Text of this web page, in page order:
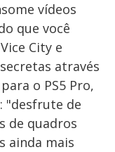
vídeos
que você
City e
através
o PS5 Pro,
"desfrute de
de quadros
ainda mais